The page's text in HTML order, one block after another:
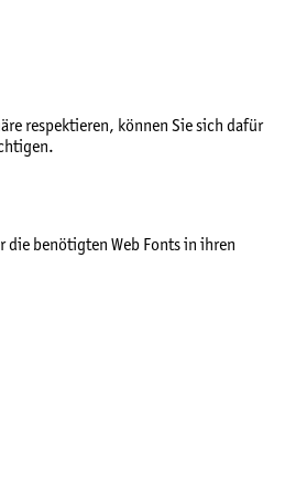
respektieren, können Sie sich dafür
benötigten Web Fonts in ihren